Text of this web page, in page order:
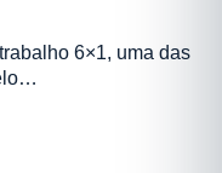
6×1, uma das